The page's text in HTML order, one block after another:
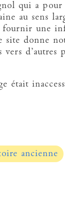
qui a
au sens
fournir une
donne
d’autres
était
ancienne